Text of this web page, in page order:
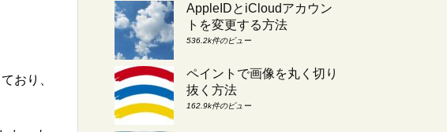
おり、
AppleIDとiCloudアカウン
トを変更する方法
536.2k件のビュー
ペイントで画像を丸く切り
抜く方法
162.9k件のビュー